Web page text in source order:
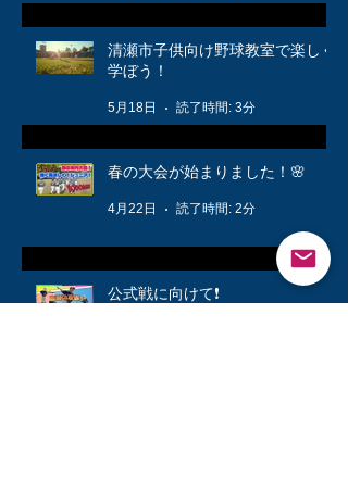
清瀬市子供向け野球教室で楽しく
学ぼう！
5月18日 読了時間: 3分
春の大会が始まりました！🌸
4月22日 読了時間: 2分
公式戦に向けて❗️